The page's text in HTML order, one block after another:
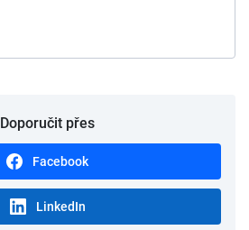
Doporučit přes
Facebook
LinkedIn